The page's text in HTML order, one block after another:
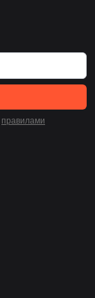
правилами